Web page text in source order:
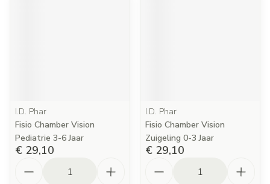
I.D. Phar
Fisio Chamber Vision
Pediatrie 3-6 Jaar
€ 29,10
I.D. Phar
Fisio Chamber Vision
Zuigeling 0-3 Jaar
€ 29,10